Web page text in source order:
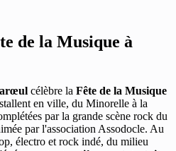
de la Musique à
célèbre la Fête de la Musique
en ville, du Minorelle à la
par la grande scène rock du
par l'association Assodocle. Au
électro et rock indé, du milieu